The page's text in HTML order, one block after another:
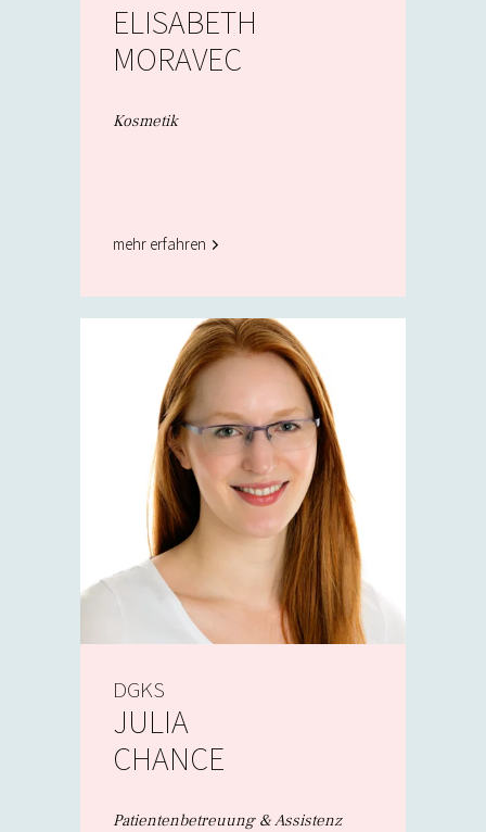
ELISABETH
MORAVEC
Kosmetik
mehr erfahren
DGKS
JULIA
CHANCE
Patientenbetreuung & Assistenz